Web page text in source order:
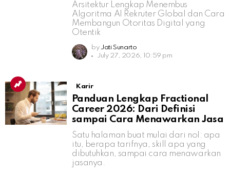
Arsitektur Lengkap Menembus
Algoritma AI Rekruter Global dan Cara
Membangun Otoritas Digital yang
Otentik
by Jati Sunarto
July 27, 2026, 10:59 pm
Karir
Panduan Lengkap Fractional
Career 2026: Dari Definisi
sampai Cara Menawarkan Jasa
Satu halaman buat mulai dari nol: apa
itu, berapa tarifnya, skill apa yang
dibutuhkan, sampai cara menawarkan
jasanya.